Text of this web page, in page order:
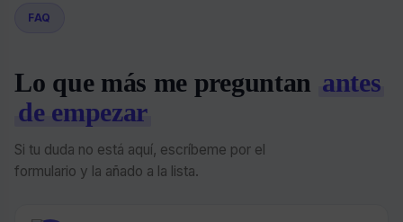
FAQ
Lo que más me preguntan antes
de empezar
Si tu duda no está aquí, escríbeme por el
formulario y la añado a la lista.